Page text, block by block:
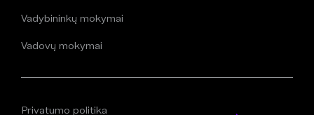
Vadybininkų mokymai
Vadovų mokymai
Privatumo politika